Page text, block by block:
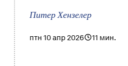
Питер Хензелер
птн 10 апр 2026 11 мин.